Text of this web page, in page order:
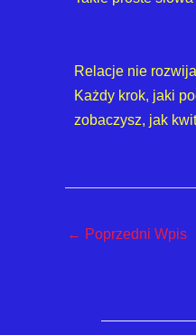
Relacje nie
Każdy krok, jaki
zobaczysz, jak
← Poprzedni Wpis